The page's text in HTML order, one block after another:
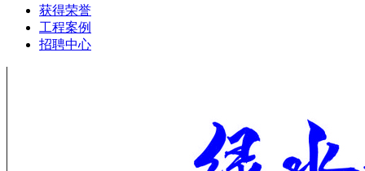
获得荣誉
工程案例
招聘中心